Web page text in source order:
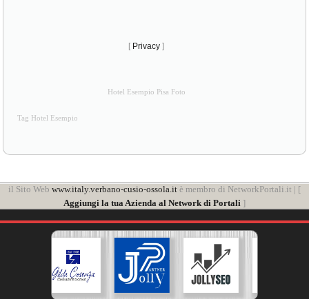
[ Privacy ]
Hotel Esempio Pisa Foto
Tag Hotel Esempio
il Sito Web www.italy.verbano-cusio-ossola.it è membro di NetworkPortali.it | [
Aggiungi la tua Azienda al Network di Portali ]